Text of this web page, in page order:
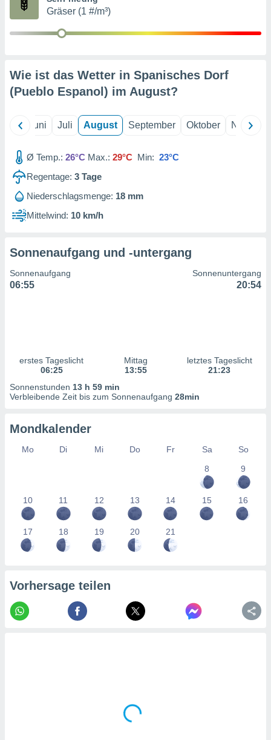
zur
der
von
von
durch
der
und
Inhalte,
und der
von
1199
Gräser (1 #/m³)
Wie ist das Wetter in Spanisches Dorf
(Pueblo Espanol) im August?
Juni Juli August September Oktober
Ø Temp.: 26°C Max.: 29°C Min: 23°C
Regentage: 3 Tage
Niederschlagsmenge: 18 mm
Mittelwind: 10 km/h
Sonnenaufgang und -untergang
Sonnenaufgang
06:55
Sonnenuntergang
20:54
erstes Tageslicht
06:25
Mittag
13:55
letztes Tageslicht
21:23
Sonnenstunden 13 h 59 min
Verbleibende Zeit bis zum Sonnenaufgang 28min
Mondkalender
Mo Di Mi Do Fr Sa
So
8
9
10 11 12 13 14 15 16
17 18 19 20 21
Vorhersage teilen